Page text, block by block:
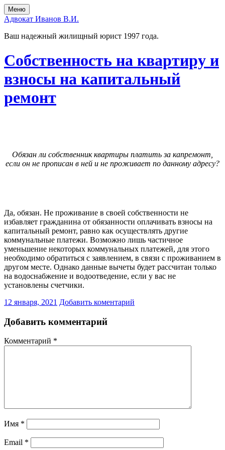
Skip
to
the
content
Skip
to
the
main
Меню
Адвокат Иванов В.И.
Ваш надежный жилищный юрист 1997 года.
Собственность на квартиру и
взносы на капитальный
ремонт
Обязан ли собственник квартиры платить за капремонт,
если он не прописан в ней и не проживает по данному адресу?
Да, обязан. Не проживание в своей собственности не
избавляет гражданина от обязанности оплачивать взносы на
капитальный ремонт, равно как осуществлять другие
коммунальные платежи. Возможно лишь частичное
уменьшение некоторых коммунальных платежей, для этого
необходимо обратиться с заявлением, в связи с проживанием в
другом месте. Однако данные вычеты будет рассчитан только
на водоснабжение и водоотведение, если у вас не
установлены счетчики.
12 января, 2021 Добавить коментарий
Добавить комментарий
Комментарий *
Имя *
Email *